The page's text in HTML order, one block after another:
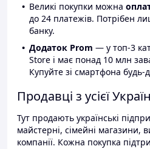
Великі покупки можна
до 24 платежів. Потрібен
банку.
Додаток Prom — у топ-3
Store і має понад 10 млн
Купуйте зі смартфона будь-
Продавці з усієї
Тут продають українські
майстерні, сімейні магазини,
компанії. Кожна покупка